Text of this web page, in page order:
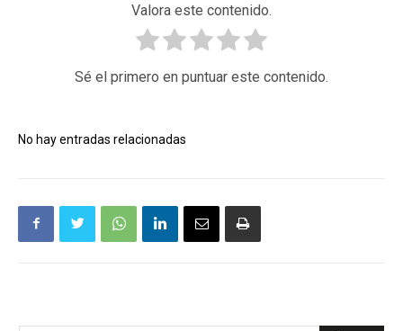
Valora este contenido.
Sé el primero en puntuar este contenido.
No hay entradas relacionadas